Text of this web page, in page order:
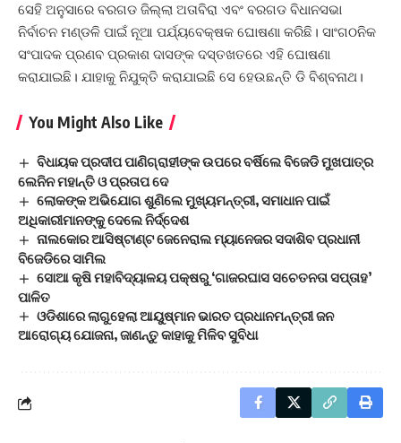
ସେହି ଅନୁସାରେ ବରଗଡ ଜିଲ୍ଲା ଅତାବିରା ଏବଂ ବରଗଡ ବିଧାନସଭା
ନିର୍ବାଚନ ମଣ୍ଡଳି ପାଇଁ ନୂଆ ପର୍ଯ୍ୟବେକ୍ଷକ ଘୋଷଣା କରିଛି। ସାଂଗଠନିକ
ସଂପାଦକ ପ୍ରଣବ ପ୍ରକାଶ ଦାସଙ୍କ ଦସ୍ତଖତରେ ଏହି ଘୋଷଣା
କରାଯାଇଛି। ଯାହାକୁ ନିଯୁକ୍ତି କରାଯାଇଛି ସେ ହେଉଛନ୍ତି ଡି ବିଶ୍ବନାଥ।
You Might Also Like
ବିଧାୟକ ପ୍ରଦୀପ ପାଣିଗ୍ରାହୀଙ୍କ ଉପରେ ବର୍ଷିଲେ ବିଜେଡି ମୁଖପାତ୍ର
ଲେନିନ ମହାନ୍ତି ଓ ପ୍ରତାପ ଦେ
ଲୋକଙ୍କ ଅଭିଯୋଗ ଶୁଣିଲେ ମୁଖ୍ୟମନ୍ତ୍ରୀ, ସମାଧାନ ପାଇଁ
ଅଧିକାରୀମାନଙ୍କୁ ଦେଲେ ନିର୍ଦ୍ଦେଶ
ନାଲକୋର ଆସିଷ୍ଟାଣ୍ଟ ଜେନେରାଲ ମ୍ୟାନେଜର ସଦାଶିବ ପ୍ରଧାନୀ
ବିଜେଡିରେ ସାମିଲ
ସୋଆ କୃଷି ମହାବିଦ୍ୟାଳୟ ପକ୍ଷରୁ ‘ଗାଜରଘାସ ସଚେତନତା ସପ୍ତାହ’
ପାଳିତ
ଓଡିଶାରେ ଲାଗୁହେଲା ଆୟୁଷ୍ମାନ ଭାରତ ପ୍ରଧାନମନ୍ତ୍ରୀ ଜନ
ଆରୋଗ୍ୟ ଯୋଜନା, ଜାଣନ୍ତୁ କାହାକୁ ମିଳିବ ସୁବିଧା